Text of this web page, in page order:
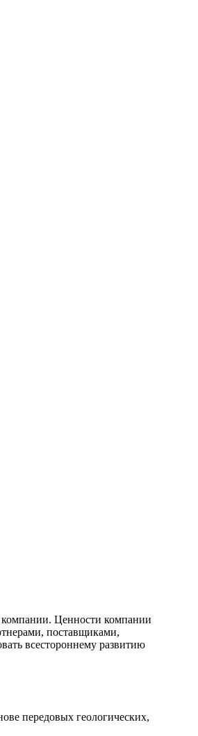
компании. Ценности компании
поставщиками,
всестороннему развитию
передовых геологических,